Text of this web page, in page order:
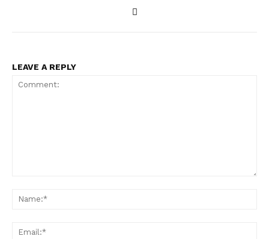
LEAVE A REPLY